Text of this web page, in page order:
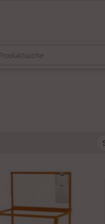
search